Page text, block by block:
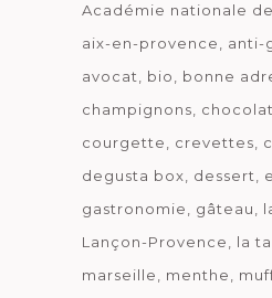
Académie nationale
aix-en-provence
anti-
avocat
bio bonne
champignons
chocolat
courgette
crevettes
degusta box
dessert
gastronomie
gâteau
Lançon-Provence
la
marseille
menthe